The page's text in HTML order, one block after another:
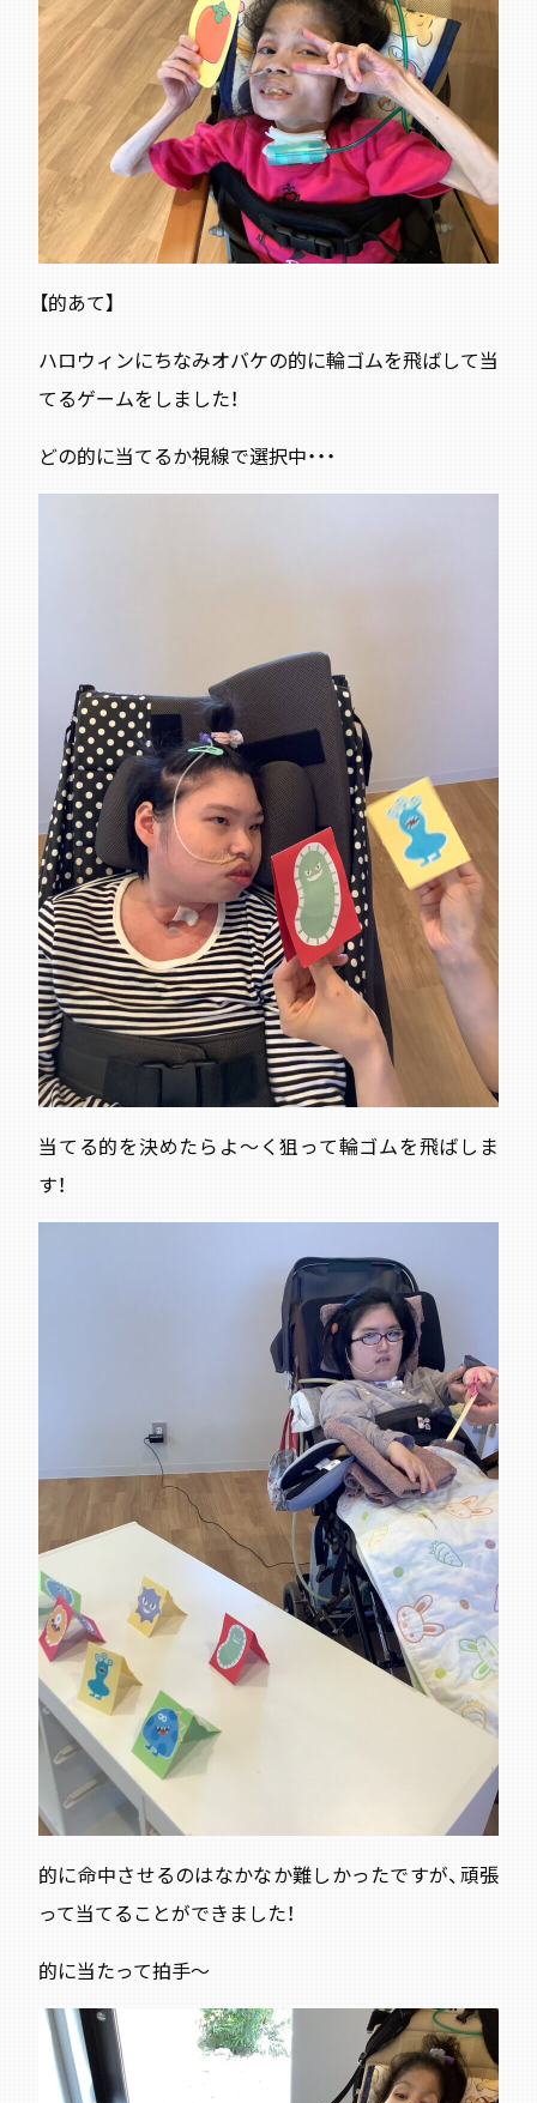
【的あて】
ハロウィンにちなみオバケの的に輪ゴムを飛ばして当
てるゲームをしました！
どの的に当てるか視線で選択中・・・
当てる的を決めたらよ～く狙って輪ゴムを飛ばしま
す！
的に命中させるのはなかなか難しかったですが、頑張
って当てることができました！
的に当たって拍手～